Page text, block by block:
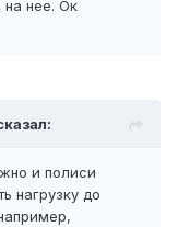
на нее. Ок
и полиси
нагрузку до